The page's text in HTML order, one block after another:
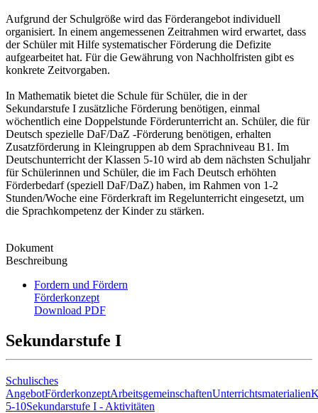
Aufgrund der Schulgröße wird das Förderangebot individuell
organisiert. In einem angemessenen Zeitrahmen wird erwartet, dass
der Schüler mit Hilfe systematischer Förderung die Defizite
aufgearbeitet hat. Für die Gewährung von Nachholfristen gibt es
konkrete Zeitvorgaben.
In Mathematik bietet die Schule für Schüler, die in der
Sekundarstufe I zusätzliche Förderung benötigen, einmal
wöchentlich eine Doppelstunde Förderunterricht an. Schüler, die für
Deutsch spezielle DaF/DaZ -Förderung benötigen, erhalten
Zusatzförderung in Kleingruppen ab dem Sprachniveau B1. Im
Deutschunterricht der Klassen 5-10 wird ab dem nächsten Schuljahr
für Schülerinnen und Schüler, die im Fach Deutsch erhöhten
Förderbedarf (speziell DaF/DaZ) haben, im Rahmen von 1-2
Stunden/Woche eine Förderkraft im Regelunterricht eingesetzt, um
die Sprachkompetenz der Kinder zu stärken.
Dokument
Beschreibung
Fordern und Fördern
Förderkonzept
Download PDF
Sekundarstufe I
Schulisches
AngebotFörderkonzeptArbeitsgemeinschaftenUnterrichtsmaterialien
5-10Sekundarstufe I - Aktivitäten